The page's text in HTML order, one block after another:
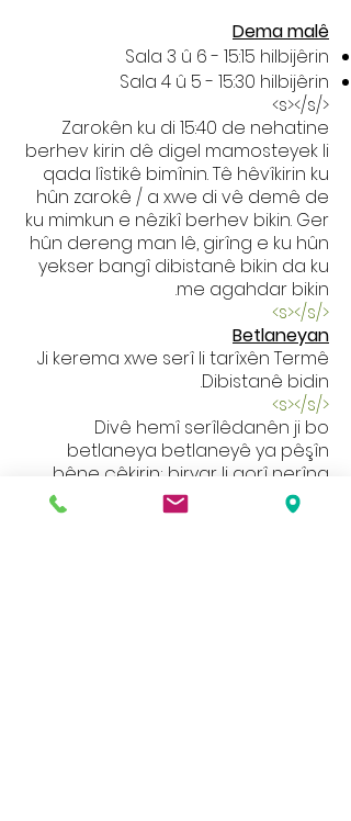
Dema malê
Sala 3 û 6 - 15:15 hilbijêrin
Sala 4 û 5 - 15:30 hilbijêrin
</s></s>
Zarokên ku di 15:40 de nehatine
berhev kirin dê digel mamosteyek li
qada lîstikê bimînin. Tê hêvîkirin ku
hûn zarokê / a xwe di vê demê de
ku mimkun e nêzikî berhev bikin. Ger
hûn dereng man lê, girîng e ku hûn
yekser bangî dibistanê bikin da ku
me agahdar bikin.
</s></s>
Betlaneyan
Ji kerema xwe serî li tarîxên Termê
Dibistanê bidin.
</s></s>
Divê hemî serîlêdanên ji bo
betlaneya betlaneyê ya pêşîn
bêne çêkirin; biryar li gorî nerîna
Mamosteyê Serêkan in. Di dayîna
biryarê de em ê şert û mercên her